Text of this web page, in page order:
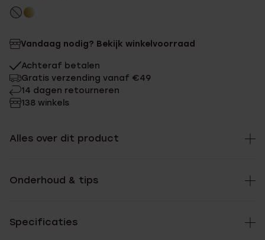
Vandaag nodig? Bekijk winkelvoorraad
Achteraf betalen
Gratis verzending vanaf €49
14 dagen retourneren
138 winkels
Alles over dit product
Onderhoud & tips
Specificaties